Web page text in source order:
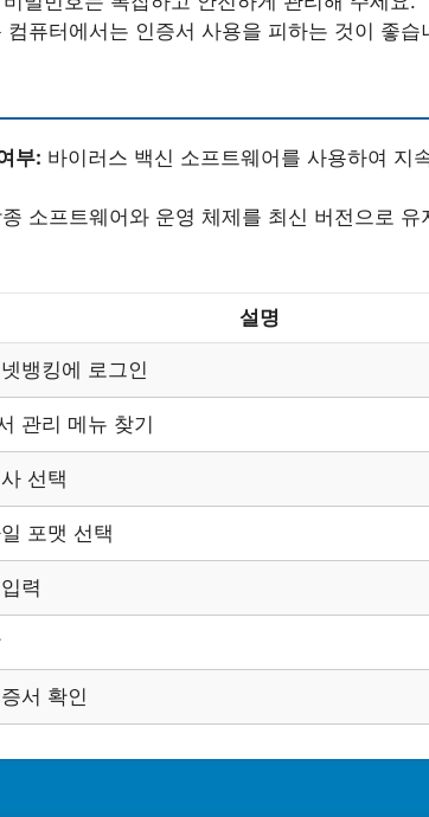
컴퓨터에서는 인증서 사용을 피하는 것이 좋습
부: 바이러스 백신 소프트웨어를 사용하여 지
소프트웨어와 운영 체제를 최신 버전으로 유
설명
뱅킹에 로그인
관리 메뉴 찾기
선택
포맷 선택
력
서 확인